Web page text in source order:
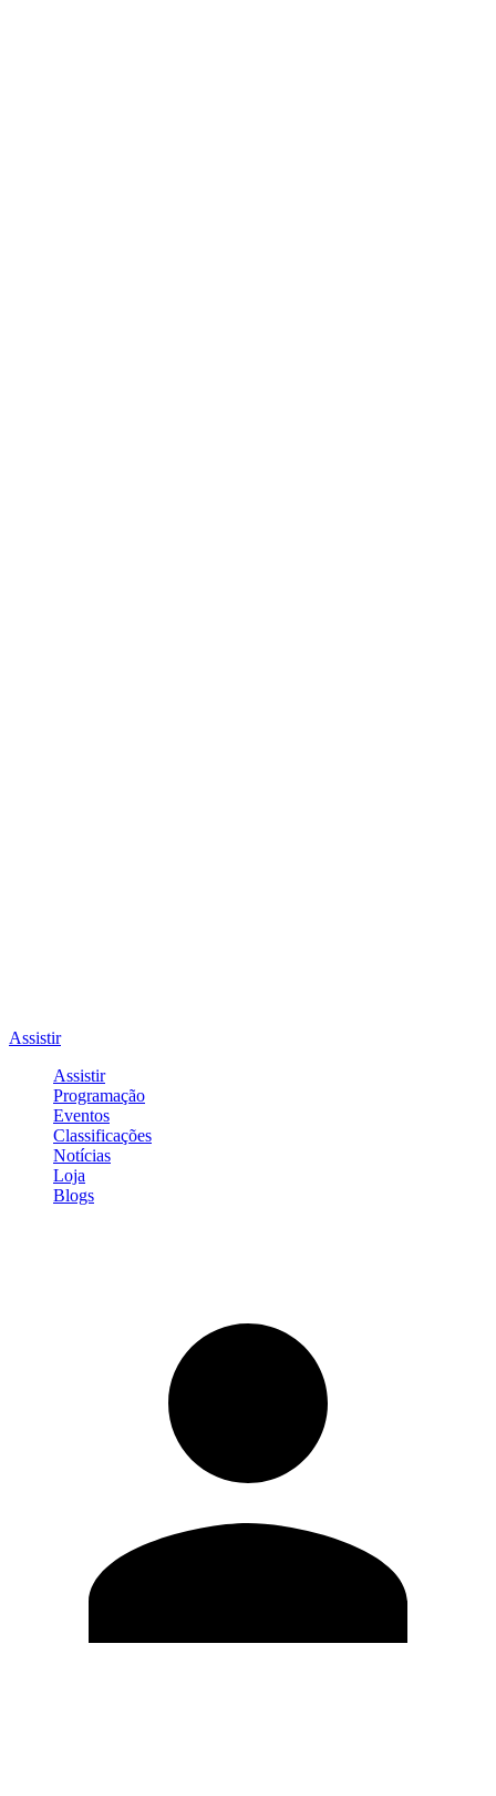
Assistir
Assistir
Programação
Eventos
Classificações
Notícias
Loja
Blogs